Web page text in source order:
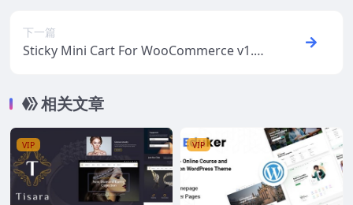
下一篇
Sticky Mini Cart For WooCommerce v1.1.
相关文章
VIP VIP